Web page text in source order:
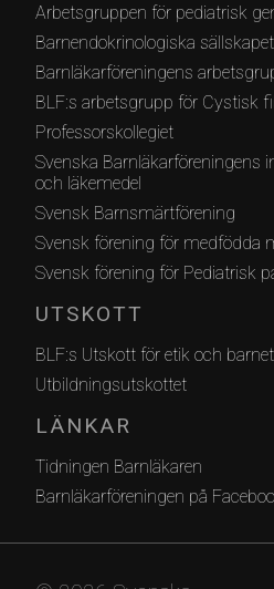
Arbetsgruppen för pediatrisk
Barnendokrinologiska
Barnläkarföreningens
BLF:s arbetsgrupp för Cystisk
Professorskollegiet
Svenska Barnläkarföreningens
och läkemedel
Svensk Barnsmärtförening
Svensk förening för medfödda
Svensk förening för Pediatrisk
UTSKOTT
BLF:s Utskott för etik och
Utbildningsutskottet
LÄNKAR
Tidningen Barnläkaren
Barnläkarföreningen på